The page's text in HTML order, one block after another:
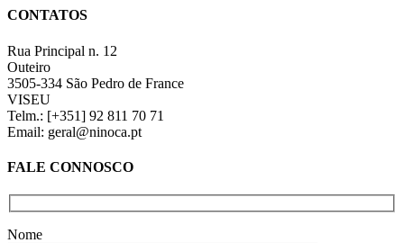
view
CONTATOS
Rua Principal n. 12
Outeiro
3505-334 São Pedro de France
VISEU
Telm.: [+351] 92 811 70 71
Email: geral@ninoca.pt
FALE CONNOSCO
Nome